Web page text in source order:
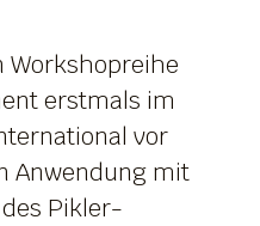
Workshopreihe
erstmals im
vor
Anwendung mit
Pikler-